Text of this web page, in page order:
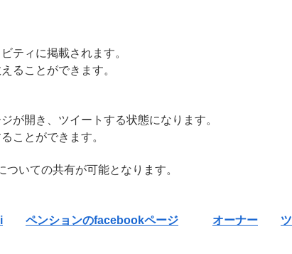
ティに掲載されます。
ることができます。
が開き、ツイートする状態になります。
ことができます。
いての共有が可能となります。
ペンションのfacebookページ オーナー